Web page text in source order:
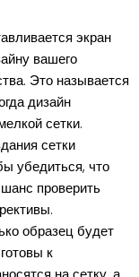
экран
вашего
Это называется
дизайн
сетки.
сетки
убедиться, что
проверить
образец будет
готовы к